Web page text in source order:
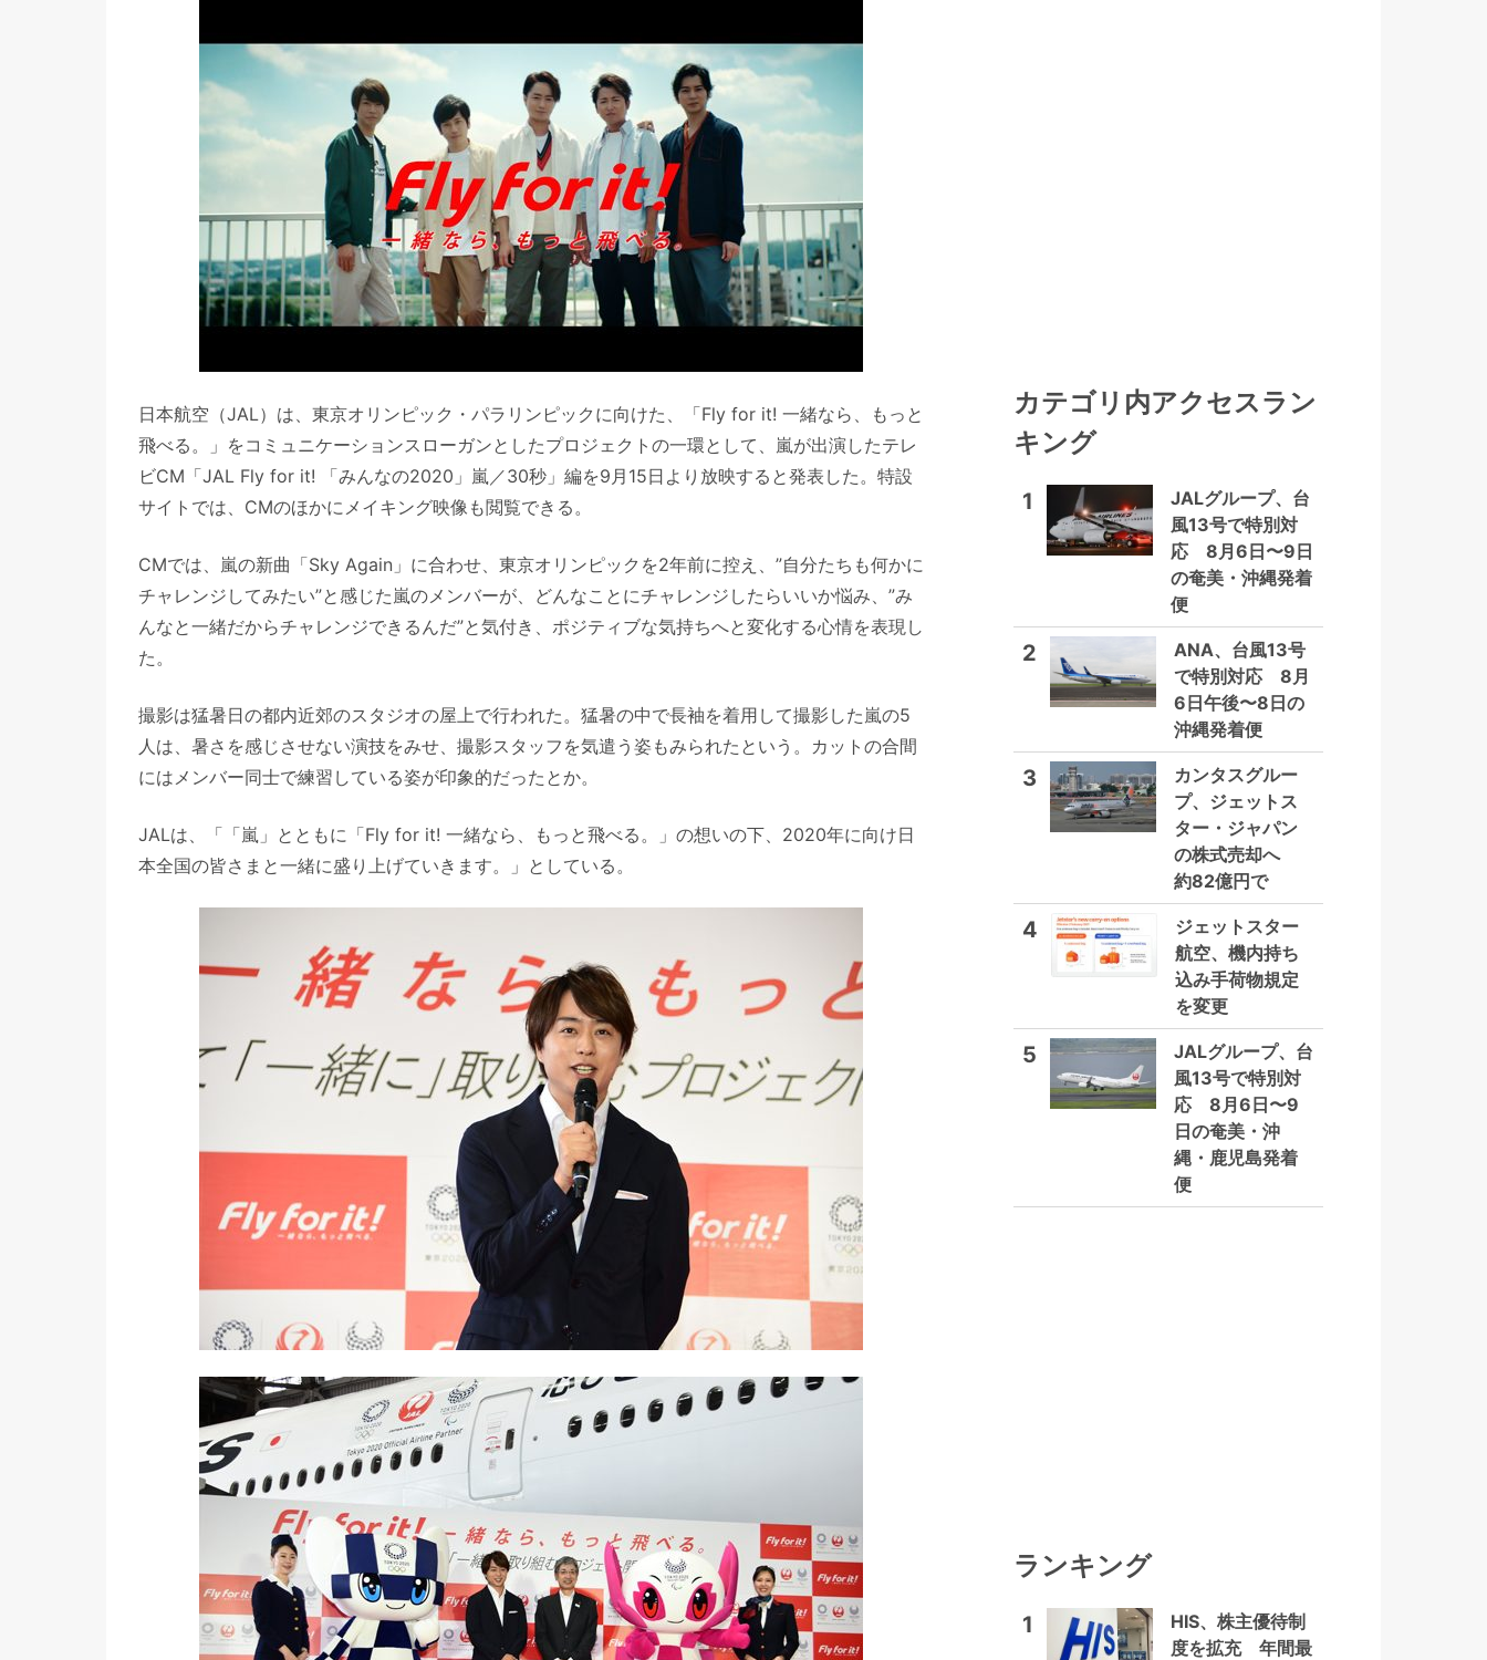
日本航空（JAL）は、東京オリンピック・パラリンピックに向けた、「Fly for it! 一緒なら、もっと
飛べる。」をコミュニケーションスローガンとしたプロジェクトの一環として、嵐が出演したテレ
ビCM「JAL Fly for it! 「みんなの2020」嵐／30秒」編を9月15日より放映すると発表した。特設
サイトでは、CMのほかにメイキング映像も閲覧できる。
CMでは、嵐の新曲「Sky Again」に合わせ、東京オリンピックを2年前に控え、”自分たちも何かに
チャレンジしてみたい”と感じた嵐のメンバーが、どんなことにチャレンジしたらいいか悩み、”み
んなと一緒だからチャレンジできるんだ”と気付き、ポジティブな気持ちへと変化する心情を表現し
た。
撮影は猛暑日の都内近郊のスタジオの屋上で行われた。猛暑の中で長袖を着用して撮影した嵐の5
人は、暑さを感じさせない演技をみせ、撮影スタッフを気遣う姿もみられたという。カットの合間
にはメンバー同士で練習している姿が印象的だったとか。
JALは、「「嵐」とともに「Fly for it! 一緒なら、もっと飛べる。」の想いの下、2020年に向け日
本全国の皆さまと一緒に盛り上げていきます。」としている。
カテゴリ内アクセスラン
キング
1
JALグループ、台
風13号で特別対
応 8月6日〜9日
の奄美・沖縄発着
便
2
ANA、台風13号
で特別対応 8月
6日午後〜8日の
沖縄発着便
3
カンタスグルー
プ、ジェットス
ター・ジャパン
の株式売却へ
約82億円で
4
ジェットスター
航空、機内持ち
込み手荷物規定
を変更
5
JALグループ、台
風13号で特別対
応 8月6日〜9
日の奄美・沖
縄・鹿児島発着
便
ランキング
1
HIS、株主優待制
度を拡充 年間最